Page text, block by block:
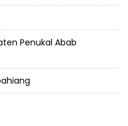
Penukal Abab